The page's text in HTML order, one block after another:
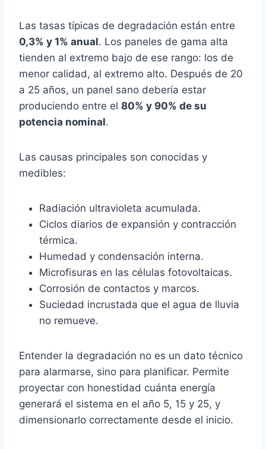
Las tasas típicas de degradación están entre
0,3% y 1% anual. Los paneles de gama alta
tienden al extremo bajo de ese rango: los de
menor calidad, al extremo alto. Después de 20
a 25 años, un panel sano debería estar
produciendo entre el 80% y 90% de su
potencia nominal.
Las causas principales son conocidas y
medibles:
Radiación ultravioleta acumulada.
Ciclos diarios de expansión y contracción
térmica.
Humedad y condensación interna.
Microfisuras en las células fotovoltaicas.
Corrosión de contactos y marcos.
Suciedad incrustada que el agua de lluvia
no remueve.
Entender la degradación no es un dato técnico
para alarmarse, sino para planificar. Permite
proyectar con honestidad cuánta energía
generará el sistema en el año 5, 15 y 25, y
dimensionarlo correctamente desde el inicio.